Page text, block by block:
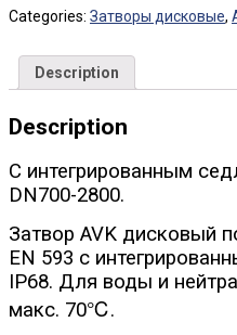
Categories: Затворы дисковые,
Description
Description
C интегрированным
DN700-2800.
Затвор AVK дисковый
EN 593 с
IP68. Для воды и
макс. 70℃.